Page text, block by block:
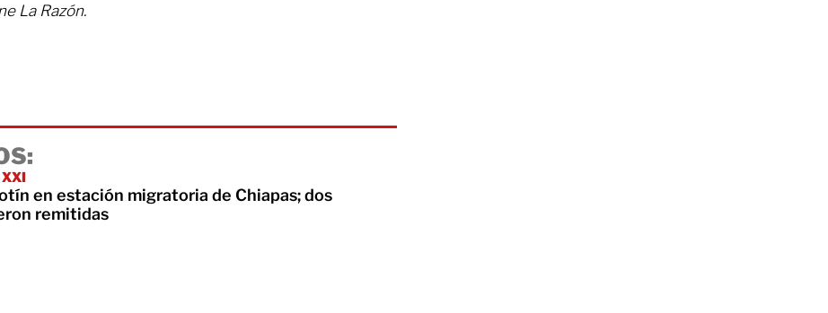
La Razón.
en estación migratoria de Chiapas; dos
remitidas